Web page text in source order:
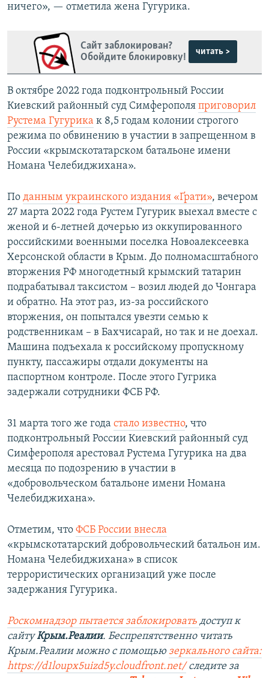
ничего», — отметила жена Гугурика.
Сайт заблокирован?
Обойдите блокировку!
читать >
В октябре 2022 года подконтрольный России
Киевский районный суд Симферополя приговорил
Рустема Гугурика к 8,5 годам колонии строгого
режима по обвинению в участии в запрещенном в
России «крымскотатарском батальоне имени
Номана Челебиджихана».
По данным украинского издания «Ґрати», вечером
27 марта 2022 года Рустем Гугурик выехал вместе с
женой и 6-летней дочерью из оккупированного
российскими военными поселка Новоалексеевка
Херсонской области в Крым. До полномасштабного
вторжения РФ многодетный крымский татарин
подрабатывал таксистом – возил людей до Чонгара
и обратно. На этот раз, из-за российского
вторжения, он попытался увезти семью к
родственникам – в Бахчисарай, но так и не доехал.
Машина подъехала к российскому пропускному
пункту, пассажиры отдали документы на
паспортном контроле. После этого Гугрика
задержали сотрудники ФСБ РФ.
31 марта того же года стало известно, что
подконтрольный России Киевский районный суд
Симферополя арестовал Рустема Гугурика на два
месяца по подозрению в участии в
«добровольческом батальоне имени Номана
Челебиджихана».
Отметим, что ФСБ России внесла
«крымскотатарский добровольческий батальон им.
Номана Челебиджихана» в список
террористических организаций уже после
задержания Гугурика.
Роскомнадзор пытается заблокировать доступ к
сайтуКрым.Реалии. Беспрепятственно читать
Крым.Реалии можно с помощью зеркального сайта:
https://d1loupx5uizd5y.cloudfront.net/следите за